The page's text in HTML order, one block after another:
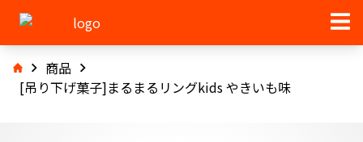
商品
[吊り下げ菓子]まるまるリングkids やきいも味